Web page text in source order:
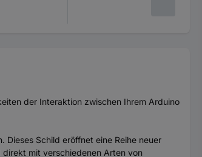
der Interaktion zwischen Ihrem Arduino
Schild eröffnet eine Reihe neuer
mit verschiedenen Arten von